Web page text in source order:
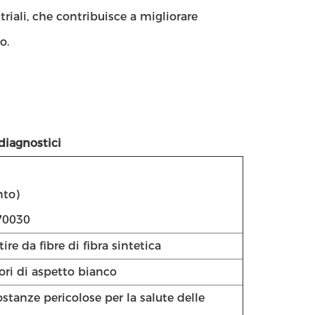
che contribuisce a migliorare
da fibre di fibra sintetica
di aspetto bianco
pericolose per la salute delle